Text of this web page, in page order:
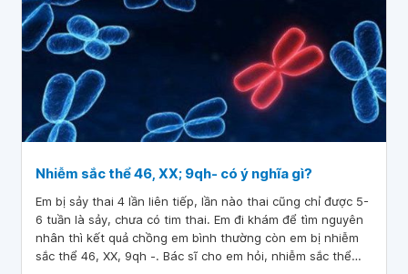
Nhiễm sắc thể 46, XX; 9qh- có ý nghĩa gì?
Em bị sảy thai 4 lần liên tiếp, lần nào thai cũng chỉ được 5-
6 tuần là sảy, chưa có tim thai. Em đi khám để tìm nguyên
nhân thì kết quả chồng em bình thường còn em bị nhiễm
sắc thể 46, XX, 9qh -. Bác sĩ cho em hỏi, nhiễm sắc thể